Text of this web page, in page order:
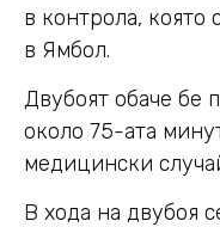
в контрола, която
в Ямбол.
Двубоят обаче бе
около 75-ата
медицински
В хода на двубоя